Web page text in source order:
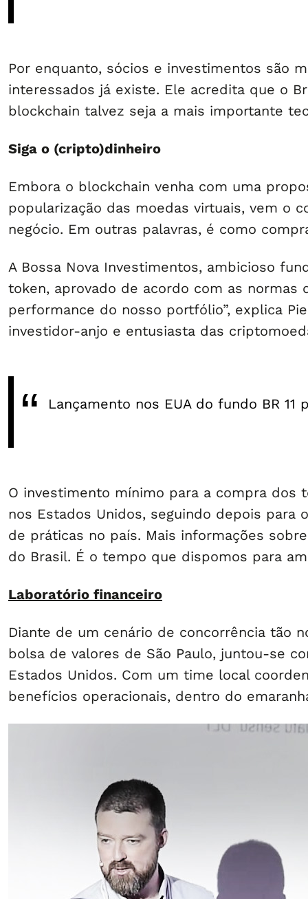
Por enquanto, sócios e investimentos são
interessados já existe. Ele acredita que o
blockchain talvez seja a mais importante
Siga o (cripto)dinheiro
Embora o blockchain venha com uma
popularização das moedas virtuais, vem o
negócio. Em outras palavras, é como
A Bossa Nova Investimentos, ambicioso
token, aprovado de acordo com as normas
performance do nosso portfólio”, explica
investidor-anjo e entusiasta das
Lançamento nos EUA do fundo BR
O investimento mínimo para a compra dos
nos Estados Unidos, seguindo depois para
de práticas no país. Mais informações
do Brasil. É o tempo que dispomos para
Laboratório financeiro
Diante de um cenário de concorrência tão
bolsa de valores de São Paulo, juntou-se
Estados Unidos. Com um time local
benefícios operacionais, dentro do